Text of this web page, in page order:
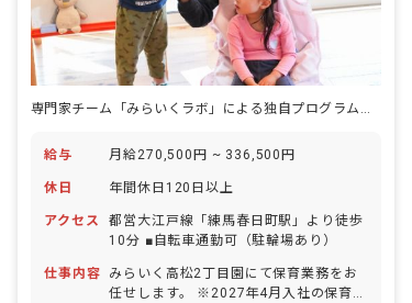
専門家チーム「みらいくラボ」による独自プログラム♪お休み＆待遇も充実
給与 月給270,500円 ~ 336,500円
休日 年間休日120日以上
アクセス
都営大江戸線「練馬春日町駅」より徒歩
10分 ■自転車通勤可（駐輪場あり）
仕事内容
みらいく高松2丁目園にて保育業務をお
任せします。 ※2027年4月入社の保育士